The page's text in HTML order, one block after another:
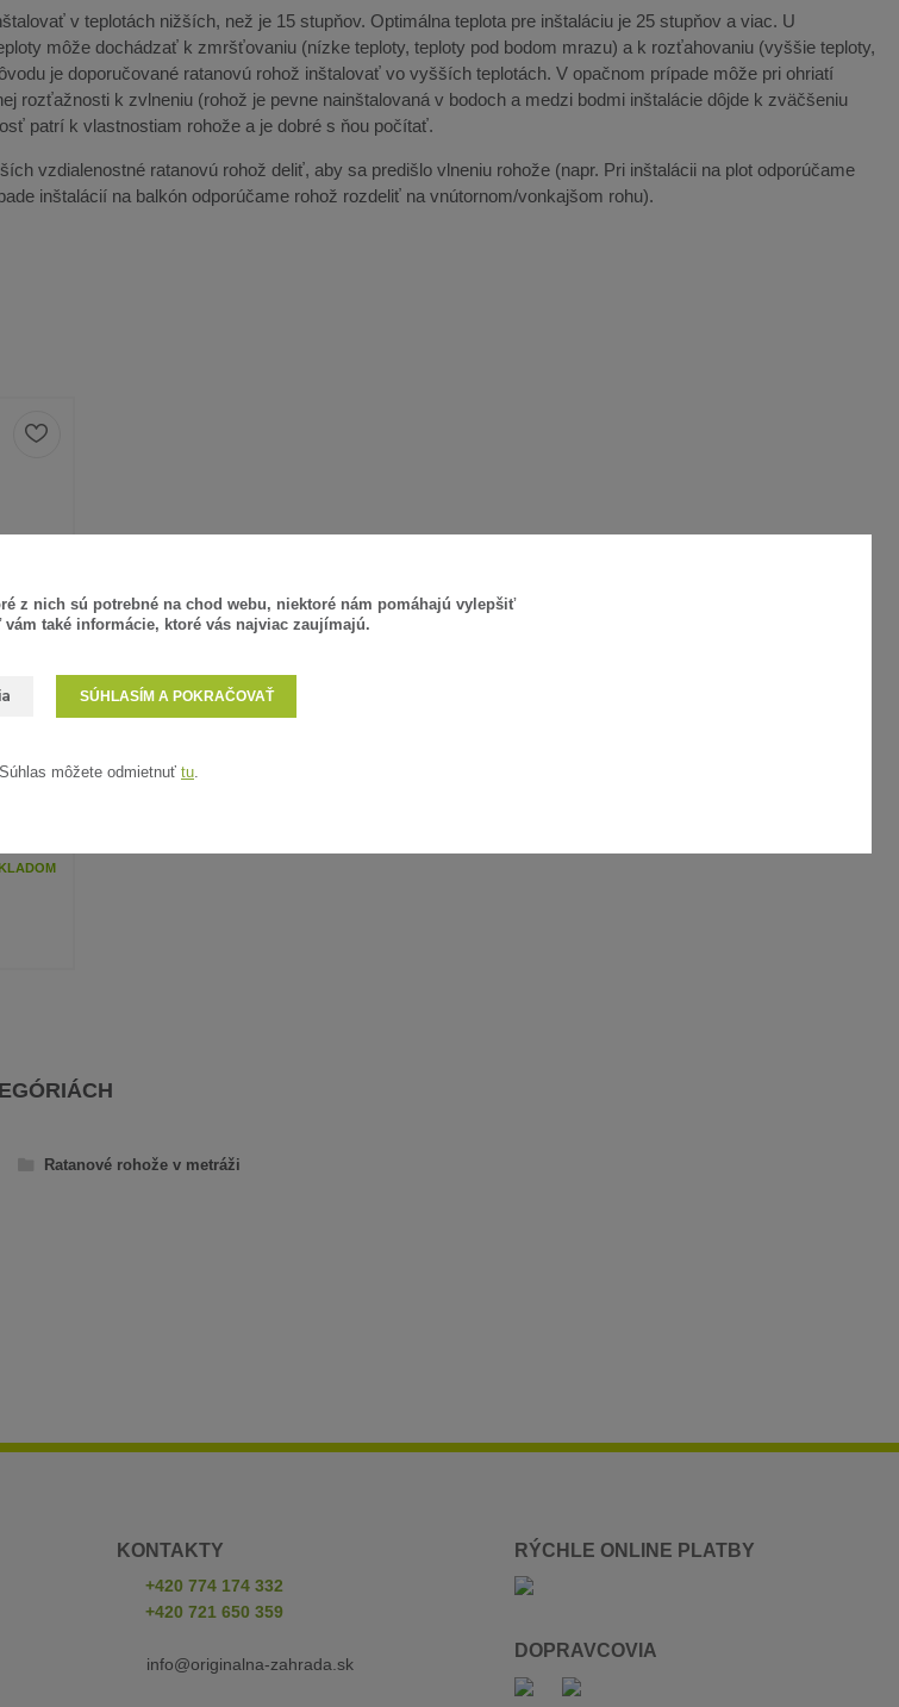
v teplotách nižších, než je 15 stupňov. Optimálna teplota pre inštaláciu je 25 stupňov a viac. U
môže dochádzať k zmršťovaniu (nízke teploty, teploty pod bodom mrazu) a k rozťahovaniu (vyššie teploty,
je doporučované ratanovú rohož inštalovať vo vyšších teplotách. V opačnom prípade môže pri ohriatí
rozťažnosti k zvlneniu (rohož je pevne nainštalovaná v bodoch a medzi bodmi inštalácie dôjde k zväčšeniu
patrí k vlastnostiam rohože a je dobré s ňou počítať.
vzdialenostné ratanovú rohož deliť, aby sa predišlo vlneniu rohože (napr. Pri inštalácii na plot odporúčame
inštalácií na balkón odporúčame rohož rozdeliť na vnútornom/vonkajšom rohu).
Ratanové rohože v metráži
KONTAKTY
+420 774 174 332
+420 721 650 359
info@originalna-zahrada.sk
RÝCHLE ONLINE PLATBY
DOPRAVCOVIA
z nich sú potrebné na chod webu, niektoré nám pomáhajú vylepšiť
také informácie, ktoré vás najviac zaujímajú.
SÚHLASÍM A POKRAČOVAŤ
Súhlas môžete odmietnuť tu.